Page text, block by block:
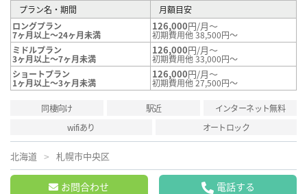
プラン名・期間
月額目安
ロングプラン
7ヶ月以上～24ヶ月未満
126,000円/月～
初期費用他 38,500円～
ミドルプラン
3ヶ月以上～7ヶ月未満
126,000円/月～
初期費用他 33,000円～
ショートプラン
1ヶ月以上～3ヶ月未満
126,000円/月～
初期費用他 27,500円～
同棲向け 駅近
インターネット無料
wifiあり
オートロック
北海道 札幌市中央区
お問合わせ 電話する